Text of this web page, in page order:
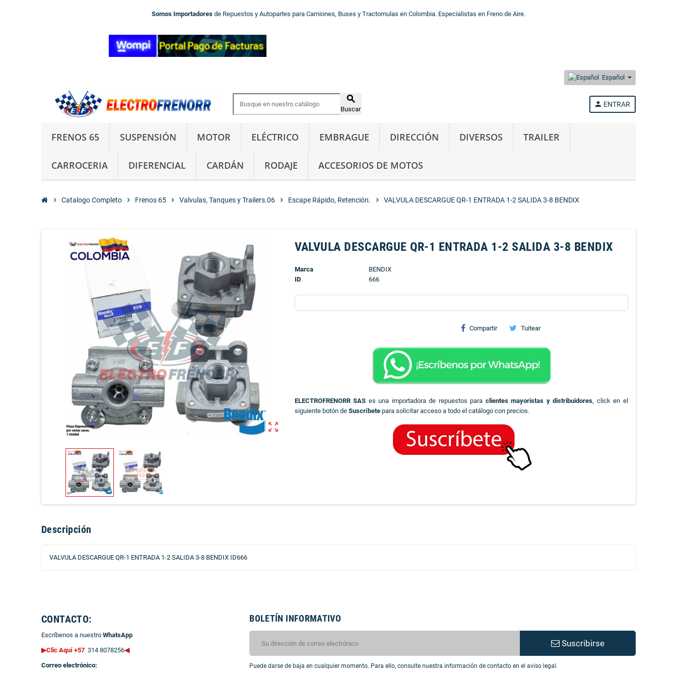
Somos Importadores de Repuestos y Autopartes para Camiones, Buses y Tractomulas en Colombia. Especialistas en Freno de Aire.
Español

Buscar
person ENTRAR
FRENOS 65 SUSPENSIÓN MOTOR ELÉCTRICO EMBRAGUE DIRECCIÓN DIVERSOS TRAILER
CARROCERIA DIFERENCIAL CARDÁN RODAJE ACCESORIOS DE MOTOS
chevron_right Catalogo Completo chevron_right Frenos 65 chevron_right Valvulas, Tanques y Trailers.06 chevron_right Escape Rápido, Retención. chevron_right VALVULA DESCARGUE QR-1 ENTRADA 1-2 SALIDA 3-8 BENDIX
zoom_out_map
VALVULA DESCARGUE QR-1 ENTRADA 1-2 SALIDA 3-8 BENDIX
Marca
BENDIX
ID
666
Compartir Tuitear
ELECTROFRENORR SAS es una importadora de repuestos para clientes mayoristas y distribuidores, click en el
siguiente botón de Suscríbetepara solicitar acceso a todo el catálogo con precios.
Descripción
VALVULA DESCARGUE QR-1 ENTRADA 1-2 SALIDA 3-8 BENDIX ID666
CONTACTO:
Escríbenos a nuestro WhatsApp
▶Clic Aquí +57 314 8078256◀
Correo electrónico:
BOLETÍN INFORMATIVO
Suscribirse
Puede darse de baja en cualquier momento. Para ello, consulte nuestra información de contacto en el aviso legal.